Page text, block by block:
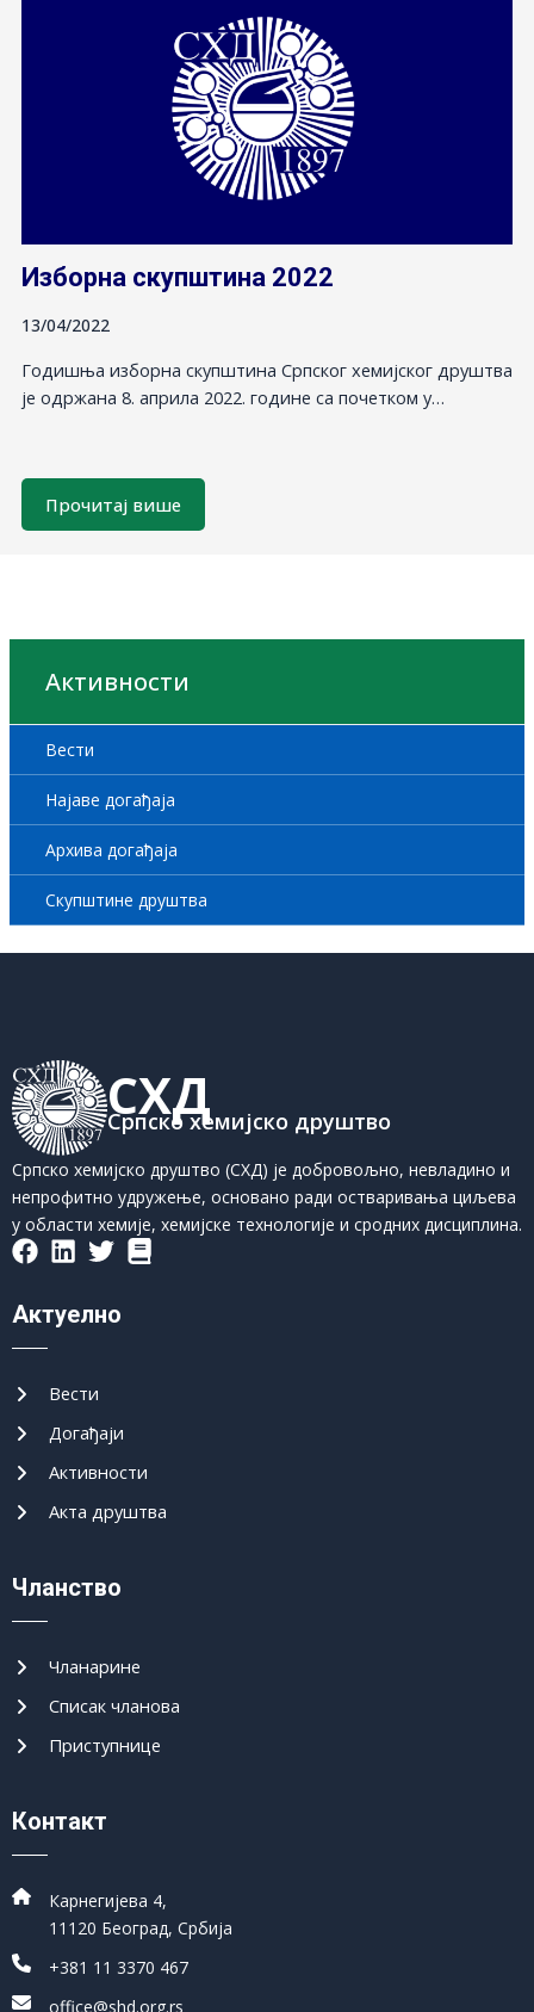
Активности
Вести
Најаве догађаја
Архива догађаја
Скупштине друштва
Изборна скупштина 2022
13/04/2022
Годишња изборна скупштина Српског хемијског друштва
је одржана 8. априла 2022. године са почетком у…
Прочитај више
СХД
Српско хемијско друштво
Српско хемијско друштво (СХД) је добровољно, невладино и
непрофитно удружење, основано ради остваривања циљева
у области хемије, хемијске технологије и сродних дисциплина.
Актуелно
Вести
Догађаји
Активности
Акта друштва
Чланство
Чланарине
Списак чланова
Приступнице
Контакт
Карнегијева 4,
11120 Београд, Србија
+381 11 3370 467
office@shd.org.rs